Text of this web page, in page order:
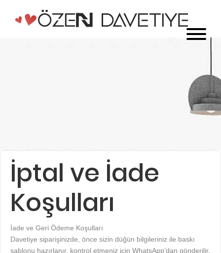
İptal ve İade
Koşulları
İade ve Geri Ödeme Koşulları
Davetiye siparişinizde, önce sizin düğün bilgileriniz ile baskı
şablonu hazırlanır, kontrol etmeniz için WhatsApp’dan gönderilir.